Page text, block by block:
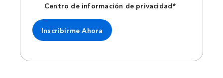
Centro de información de privacidad*
Inscribirme Ahora